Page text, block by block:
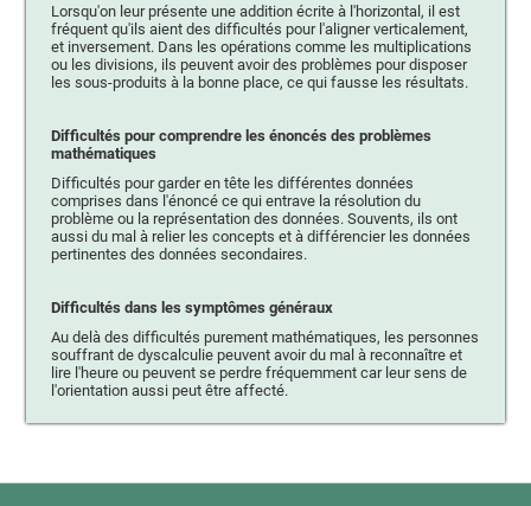
Lorsqu'on leur présente une addition écrite à l'horizontal, il est
fréquent qu'ils aient des difficultés pour l'aligner verticalement,
et inversement. Dans les opérations comme les multiplications
ou les divisions, ils peuvent avoir des problèmes pour disposer
les sous-produits à la bonne place, ce qui fausse les résultats.
Difficultés pour comprendre les énoncés des problèmes
mathématiques
Difficultés pour garder en tête les différentes données
comprises dans l'énoncé ce qui entrave la résolution du
problème ou la représentation des données. Souvents, ils ont
aussi du mal à relier les concepts et à différencier les données
pertinentes des données secondaires.
Difficultés dans les symptômes généraux
Au delà des difficultés purement mathématiques, les personnes
souffrant de dyscalculie peuvent avoir du mal à reconnaître et
lire l'heure ou peuvent se perdre fréquemment car leur sens de
l'orientation aussi peut être affecté.